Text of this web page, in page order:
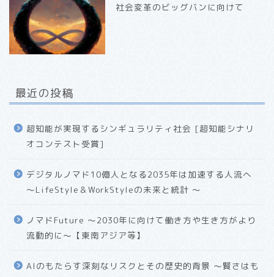
社会変革のビッグバンに向けて
最近の投稿
超知能が実現するシンギュラリティ社会 [超知能シナリ
オコンテスト受賞]
デジタルノマド10億人となる2035年は加速する人流へ
〜LifeStyle＆WorkStyleの未来と統計 〜
ノマドFuture 〜2030年に向けて働き方や生き方がより
流動的に〜【東南アジア等】
AIのもたらす深刻なリスクとその歴史的背景 〜賢さはも